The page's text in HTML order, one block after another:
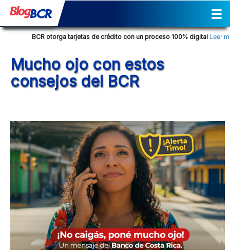
BCR otorga tarjetas de crédito con un proceso 100% digitalLeer
Mucho ojo con estos
consejos del BCR